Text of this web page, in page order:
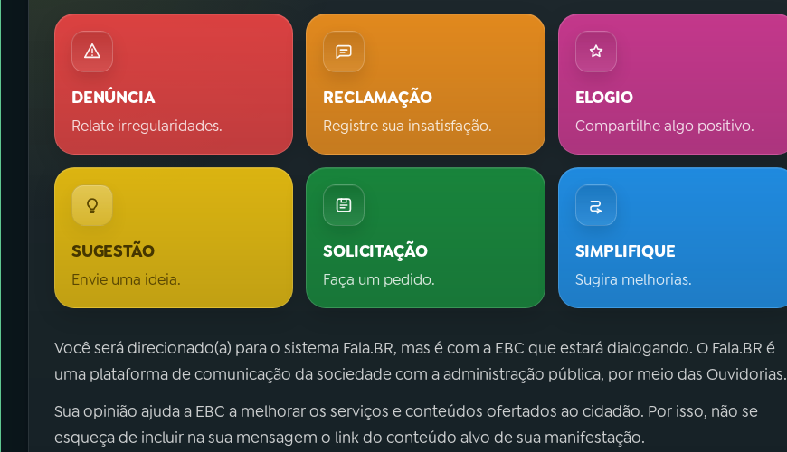
DENÚNCIA
Relate irregularidades.
RECLAMAÇÃO
Registre sua insatisfação.
ELOGIO
Compartilhe algo positivo.
SUGESTÃO
Envie uma ideia.
SOLICITAÇÃO
Faça um pedido.
SIMPLIFIQUE
Sugira melhorias.
Você será direcionado(a) para o sistema Fala.BR, mas é com a EBC que estará dialogando. O Fala.BR é
uma plataforma de comunicação da sociedade com a administração pública, por meio das Ouvidorias.
Sua opinião ajuda a EBC a melhorar os serviços e conteúdos ofertados ao cidadão. Por isso, não se
esqueça de incluir na sua mensagem o link do conteúdo alvo de sua manifestação.